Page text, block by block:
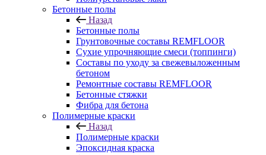
Бетонные полы
Назад
Бетонные полы
Грунтовочные составы REMFLOOR
Сухие упрочняющие смеси (топпинги)
Составы по уходу за свежевыложенным
бетоном
Ремонтные составы REMFLOOR
Бетонные стяжки
Фибра для бетона
Полимерные краски
Назад
Полимерные краски
Эпоксидная краска